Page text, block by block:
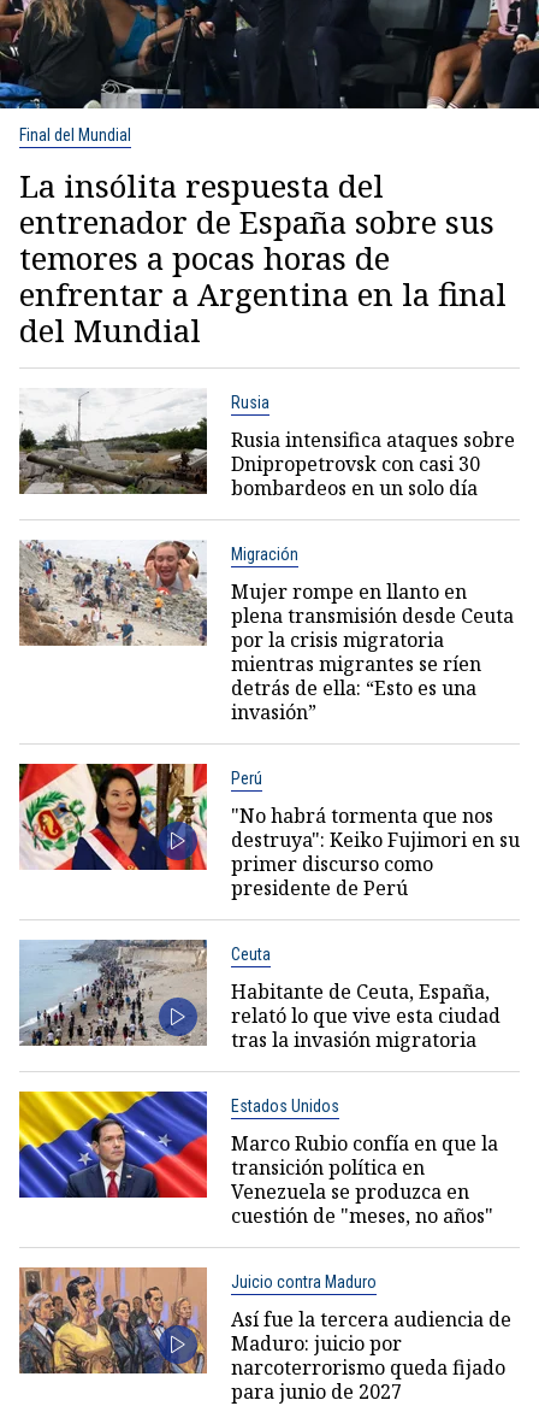
Final del Mundial
La insólita respuesta del
entrenador de España sobre sus
temores a pocas horas de
enfrentar a Argentina en la final
del Mundial
Rusia
Rusia intensifica ataques sobre
Dnipropetrovsk con casi 30
bombardeos en un solo día
Migración
Mujer rompe en llanto en
plena transmisión desde Ceuta
por la crisis migratoria
mientras migrantes se ríen
detrás de ella: “Esto es una
invasión”
Perú
"No habrá tormenta que nos
destruya": Keiko Fujimori en su
primer discurso como
presidente de Perú
Ceuta
Habitante de Ceuta, España,
relató lo que vive esta ciudad
tras la invasión migratoria
Estados Unidos
Marco Rubio confía en que la
transición política en
Venezuela se produzca en
cuestión de "meses, no años"
Juicio contra Maduro
Así fue la tercera audiencia de
Maduro: juicio por
narcoterrorismo queda fijado
para junio de 2027